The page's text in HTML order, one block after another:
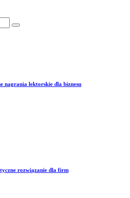
nagrania lektorskie dla biznesu
rozwiązanie dla firm